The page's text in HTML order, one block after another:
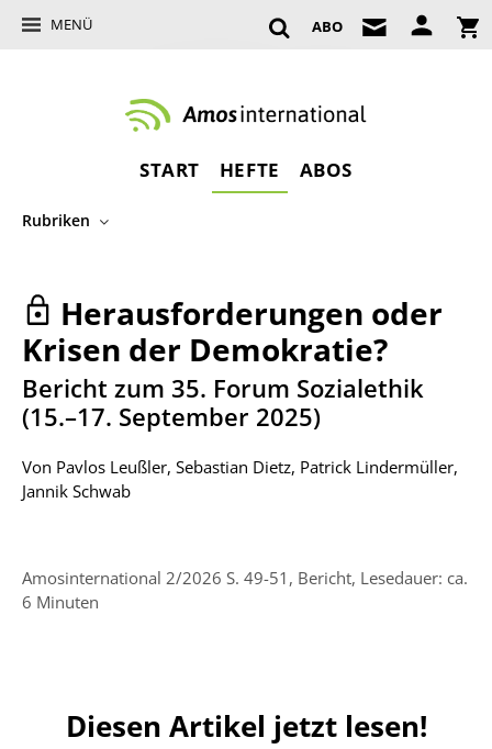
MENÜ ABO
START HEFTE ABOS
Rubriken
Herausforderungen oder
Krisen der Demokratie?
:
Bericht zum 35. Forum Sozialethik
(15.–17. September 2025)
Von Pavlos Leußler, Sebastian Dietz, Patrick Lindermüller,
Jannik Schwab
Amosinternational 2/2026 S. 49-51, Bericht, Lesedauer: ca.
6 Minuten
Diesen Artikel jetzt lesen!